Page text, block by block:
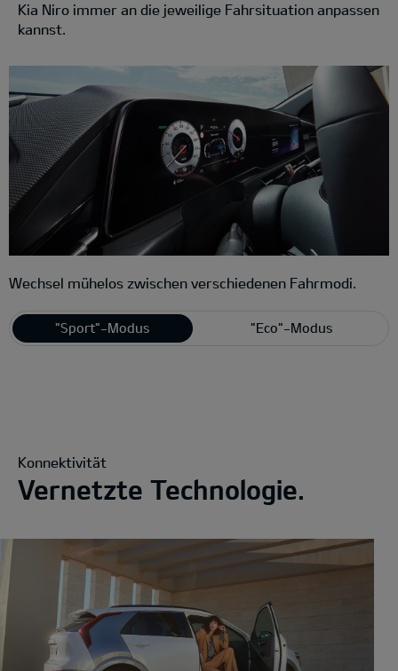
Kia Niro immer an die jeweilige Fahrsituation anpassen
kannst.
Wechsel mühelos zwischen verschiedenen Fahrmodi.
"Sport"-Modus "Eco"-Modus
Konnektivität
Vernetzte Technologie.